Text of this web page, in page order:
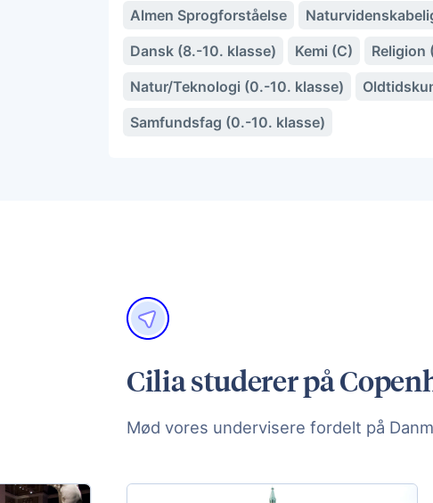
Almen Sprogforståelse
Dansk (8.-10. klasse)
Kemi (C) Religion
Natur/Teknologi (0.-10. klasse)
Samfundsfag (0.-10. klasse)
Cilia studerer på
Mød vores undervisere fordelt på